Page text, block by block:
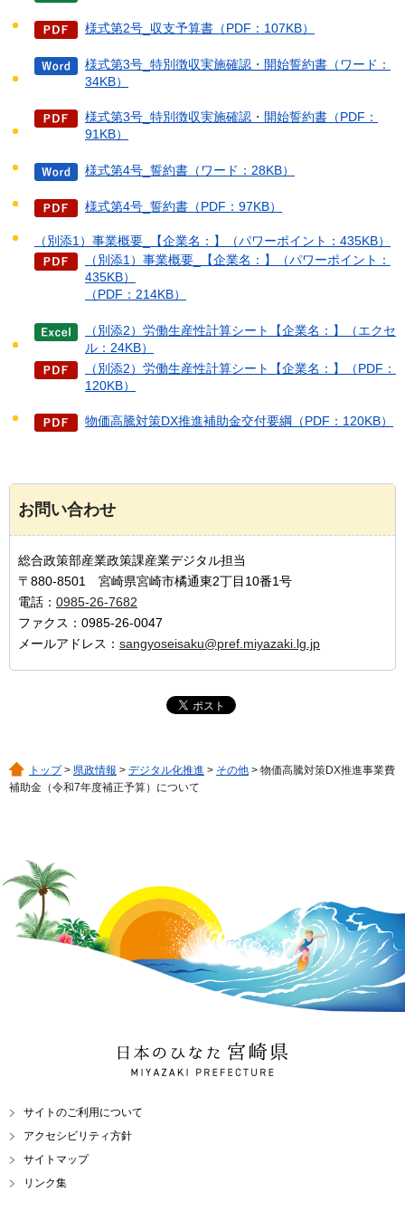
様式第2号_収支予算書（PDF：107KB）
様式第3号_特別徴収実施確認・開始誓約書（ワード：
34KB）
様式第3号_特別徴収実施確認・開始誓約書（PDF：
91KB）
様式第4号_誓約書（ワード：28KB）
様式第4号_誓約書（PDF：97KB）
（別添1）事業概要_【企業名：】（パワーポイント：435KB）
（別添1）事業概要_【企業名：】（パワーポイント：
435KB）
（PDF：214KB）
（別添2）労働生産性計算シート【企業名：】（エクセ
ル：24KB）
（別添2）労働生産性計算シート【企業名：】（PDF：
120KB）
物価高騰対策DX推進補助金交付要綱（PDF：120KB）
お問い合わせ
総合政策部産業政策課産業デジタル担当
〒880-8501 宮崎県宮崎市橘通東2丁目10番1号
電話： 0985-26-7682
ファクス：0985-26-0047
メールアドレス： sangyoseisaku@pref.miyazaki.lg.jp
トップ> 県政情報 > デジタル化推進 > その他 > 物価高騰対策DX推進事業費
補助金（令和7年度補正予算）について
日本のひなた 宮崎県
MIYAZAKI PREFECTURE
サイトのご利用について
アクセシビリティ方針
サイトマップ
リンク集